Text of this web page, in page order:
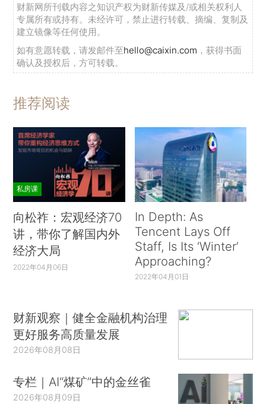
财新网所刊载内容之知识产权为财新传媒及/或相关权利人
专属所有或持有。未经许可，禁止进行转载、摘编、复制及
建立镜像等任何使用。
如有意愿转载，请发邮件至hello@caixin.com ，获得书面
确认及授权后，方可转载。
推荐阅读
私房课
向松祚：宏观经济70
讲，带你了解国内外
经济大局
2022年04月06日
In Depth: As
Tencent Lays Off
Staff, Is Its ‘Winter’
Approaching?
2022年04月01日
财新观察｜健全金融机构治理
更好服务高质量发展
2026年08月08日
专栏｜AI“煤矿”中的金丝雀
2026年08月09日